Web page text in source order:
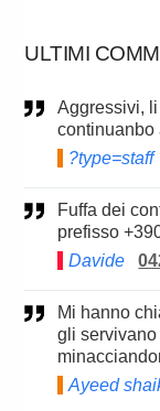
ULTIMI
Aggressivi, li ho bloccati con l'app cm security ma
continuanbo
?type=staff
Fuffa dei contratti energia. falso gestore. bloccare il
prefisso
Davide
Mi hanno chiamato dicendo di essere dell'enel e che
gli
Ayeed